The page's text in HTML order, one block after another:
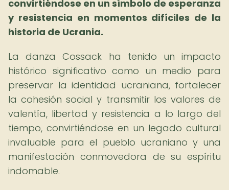
convirtiéndose en un símbolo de esperanza
y resistencia en momentos difíciles de la
historia de Ucrania.
La danza Cossack ha tenido un impacto
histórico significativo como un medio para
preservar la identidad ucraniana, fortalecer
la cohesión social y transmitir los valores de
valentía, libertad y resistencia a lo largo del
tiempo, convirtiéndose en un legado cultural
invaluable para el pueblo ucraniano y una
manifestación conmovedora de su espíritu
indomable.